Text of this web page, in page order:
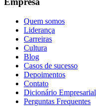
Quem somos
Liderança
Carreiras
Cultura
Blog
Casos de sucesso
Depoimentos
Contato
Dicionário Empresarial
Perguntas Frequentes